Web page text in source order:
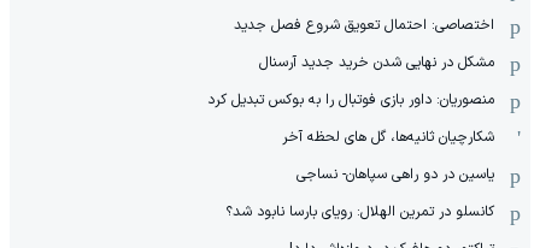
اختصاصی: احتمال تعویق شروع فصل جدید
مشکل در نهایی شدن خرید جدید آرسنال
منصوریان: داور بازی فوتبال را به بوکس تبدیل کرد
شکارچیان ثانیه‌ها، گل های لحظه آخر
یاسین در دو راهی سپاهان- نساجی
کانسلو در تمرین الهلال: رویای بارسا نابود شد؟